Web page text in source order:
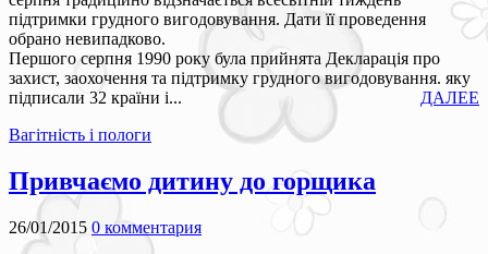
підтримки грудного вигодовування. Дати її проведення
обрано невипадково.
Першого серпня 1990 року була прийнята Декларація про
захист, заохочення та підтримку грудного вигодовування. яку
підписали 32 країни і...
ДАЛЕЕ
Вагітність і пологи
Привчаємо дитину до горщика
26/01/2015 0 комментария